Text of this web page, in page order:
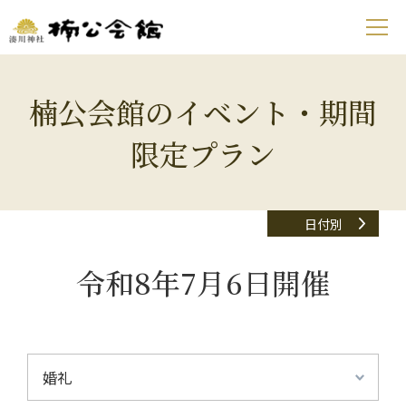
楠公会館のイベント・期間
限定プラン
日付別
令和8年7月6日開催